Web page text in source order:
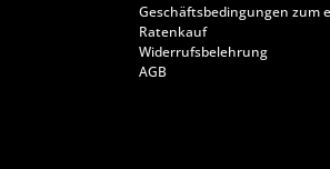
Geschäftsbedingungen zum
Ratenkauf
Widerrufsbelehrung
AGB